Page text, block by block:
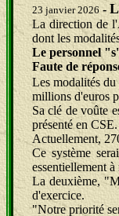
23 janvier 2026 -
La direction de
dont les
Le personnel
Faute de
Les modalités
millions d'euros
Sa clé de voûte
présenté en CSE.
Actuellement,
Ce système
essentiellement
La deuxième,
d'exercice.
"Notre priorité